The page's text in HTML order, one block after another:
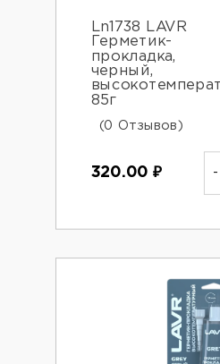
Ln1738 LAVR
Герметик-
прокладка,
черный,
85г
(0 Отзывов)
320.00 ₽ -